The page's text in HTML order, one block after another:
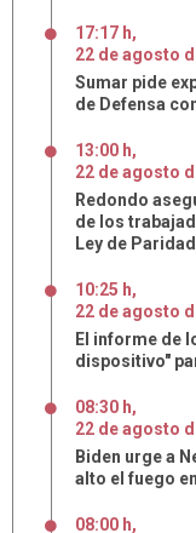
17:17 h,
22 deagosto
Sumar pide
de Defensa
13:00 h,
22 deagosto
Redondo
de los
Ley de Paridad
10:25 h,
22 deagosto
El informe de
dispositivo"
08:30 h,
22 deagosto
Biden urge a
alto el fuego
08:00 h,